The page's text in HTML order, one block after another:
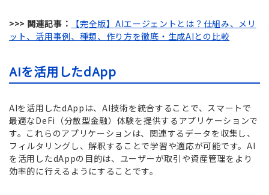
>>> 関連記事：
【完全版】AIエージェントとは？仕組み、メリ
ット、活用事例、種類、作り方を徹底・生成AIとの比較
AIを活用したdApp
AIを活用したdAppは、AI技術を統合することで、スマートで
最適なDeFi（分散型金融）体験を提供するアプリケーションで
す。これらのアプリケーションは、関連するデータを収集し、
フィルタリングし、解釈することで学習や適応が可能です。AI
を活用したdAppの目的は、ユーザーが取引や資産管理をより
効率的に行えるようにすることです。